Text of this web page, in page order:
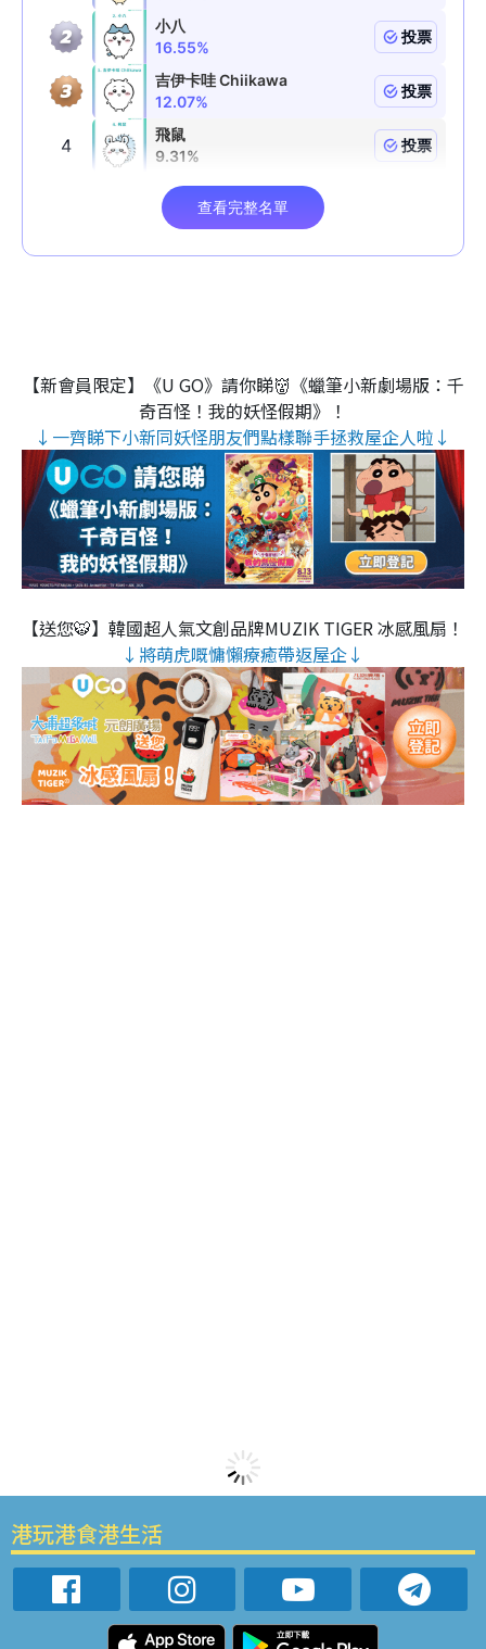
【新會員限定】《U GO》請你睇👹《蠟筆小新劇場版：千
奇百怪！我的妖怪假期》！
↓一齊睇下小新同妖怪朋友們點樣聯手拯救屋企人啦↓
【送您🐯】韓國超人氣文創品牌MUZIK TIGER 冰感風扇！
↓將萌虎嘅慵懶療癒帶返屋企↓
港玩港食港生活